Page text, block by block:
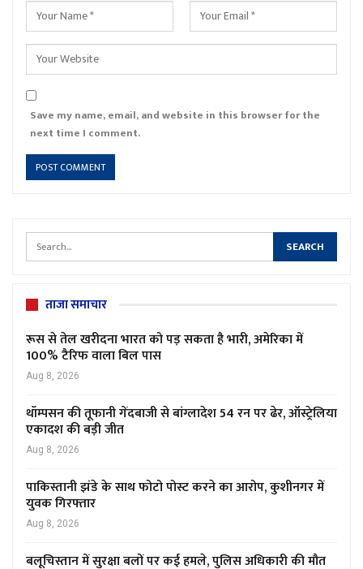
Save my name, email, and website in this browser for the
next time I comment.
ताजा समाचार
रूस से तेल खरीदना भारत को पड़ सकता है भारी, अमेरिका में
100% टैरिफ वाला बिल पास
Aug 8, 2026
थॉम्पसन की तूफानी गेंदबाजी से बांग्लादेश 54 रन पर ढेर, ऑस्ट्रेलिया
एकादश की बड़ी जीत
Aug 8, 2026
पाकिस्तानी झंडे के साथ फोटो पोस्ट करने का आरोप, कुशीनगर में
युवक गिरफ्तार
Aug 8, 2026
बलूचिस्तान में सुरक्षा बलों पर कई हमले, पुलिस अधिकारी की मौत